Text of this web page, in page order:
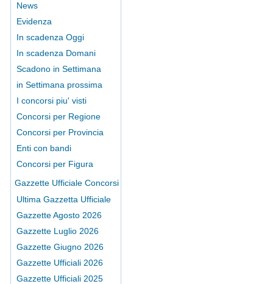
News
Evidenza
In scadenza Oggi
In scadenza Domani
Scadono in Settimana
in Settimana prossima
I concorsi piu' visti
Concorsi per Regione
Concorsi per Provincia
Enti con bandi
Concorsi per Figura
Gazzette Ufficiale Concorsi
Ultima Gazzetta Ufficiale
Gazzette Agosto 2026
Gazzette Luglio 2026
Gazzette Giugno 2026
Gazzette Ufficiali 2026
Gazzette Ufficiali 2025